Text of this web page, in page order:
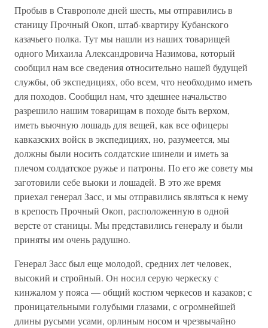
Пробыв в Ставрополе дней шесть, мы отправились в
станицу Прочный Окоп, штаб-квартиру Кубанского
казачьего полка. Тут мы нашли из наших товарищей
одного Михаила Александровича Назимова, который
сообщил нам все сведения относительно нашей будущей
службы, об экспедициях, обо всем, что необходимо иметь
для походов. Сообщил нам, что здешнее начальство
разрешило нашим товарищам в походе быть верхом,
иметь вьючную лошадь для вещей, как все офицеры
кавказских войск в экспедициях, но, разумеется, мы
должны были носить солдатские шинели и иметь за
плечом солдатское ружье и патроны. По его же совету мы
заготовили себе вьюки и лошадей. В это же время
приехал генерал Засс, и мы отправились являться к нему
в крепость Прочный Окоп, расположенную в одной
версте от станицы. Мы представились генералу и были
приняты им очень радушно.
Генерал Засс был еще молодой, средних лет человек,
высокий и стройный. Он носил серую черкеску с
кинжалом у пояса — общий костюм черкесов и казаков; с
проницательными голубыми глазами, с огромнейшей
длины русыми усами, орлиным носом и чрезвычайно